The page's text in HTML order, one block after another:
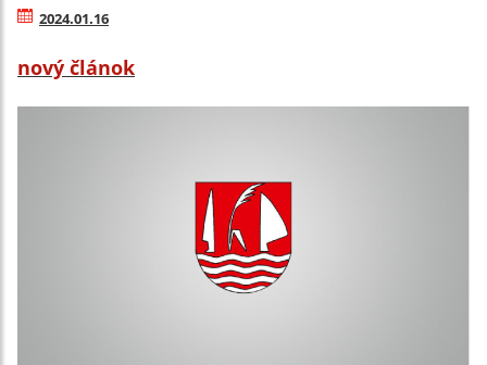
2024.01.16
nový článok